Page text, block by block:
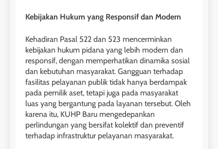
Kebijakan Hukum yang Responsif dan Modern
Kehadiran Pasal 522 dan 523 mencerminkan
kebijakan hukum pidana yang lebih modern dan
responsif, dengan memperhatikan dinamika sosial
dan kebutuhan masyarakat. Gangguan terhadap
fasilitas pelayanan publik tidak hanya berdampak
pada pemilik aset, tetapi juga pada masyarakat
luas yang bergantung pada layanan tersebut. Oleh
karena itu, KUHP Baru mengedepankan
perlindungan yang bersifat kolektif dan preventif
terhadap infrastruktur pelayanan masyarakat.